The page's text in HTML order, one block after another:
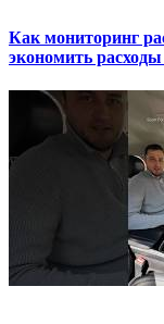
Как мониторинг
экономить